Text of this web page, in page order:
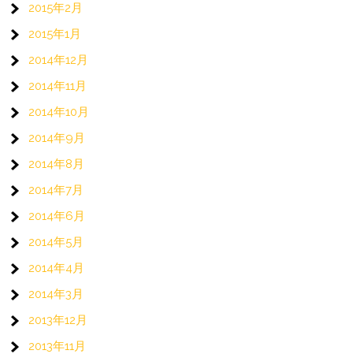
2015年2月
2015年1月
2014年12月
2014年11月
2014年10月
2014年9月
2014年8月
2014年7月
2014年6月
2014年5月
2014年4月
2014年3月
2013年12月
2013年11月